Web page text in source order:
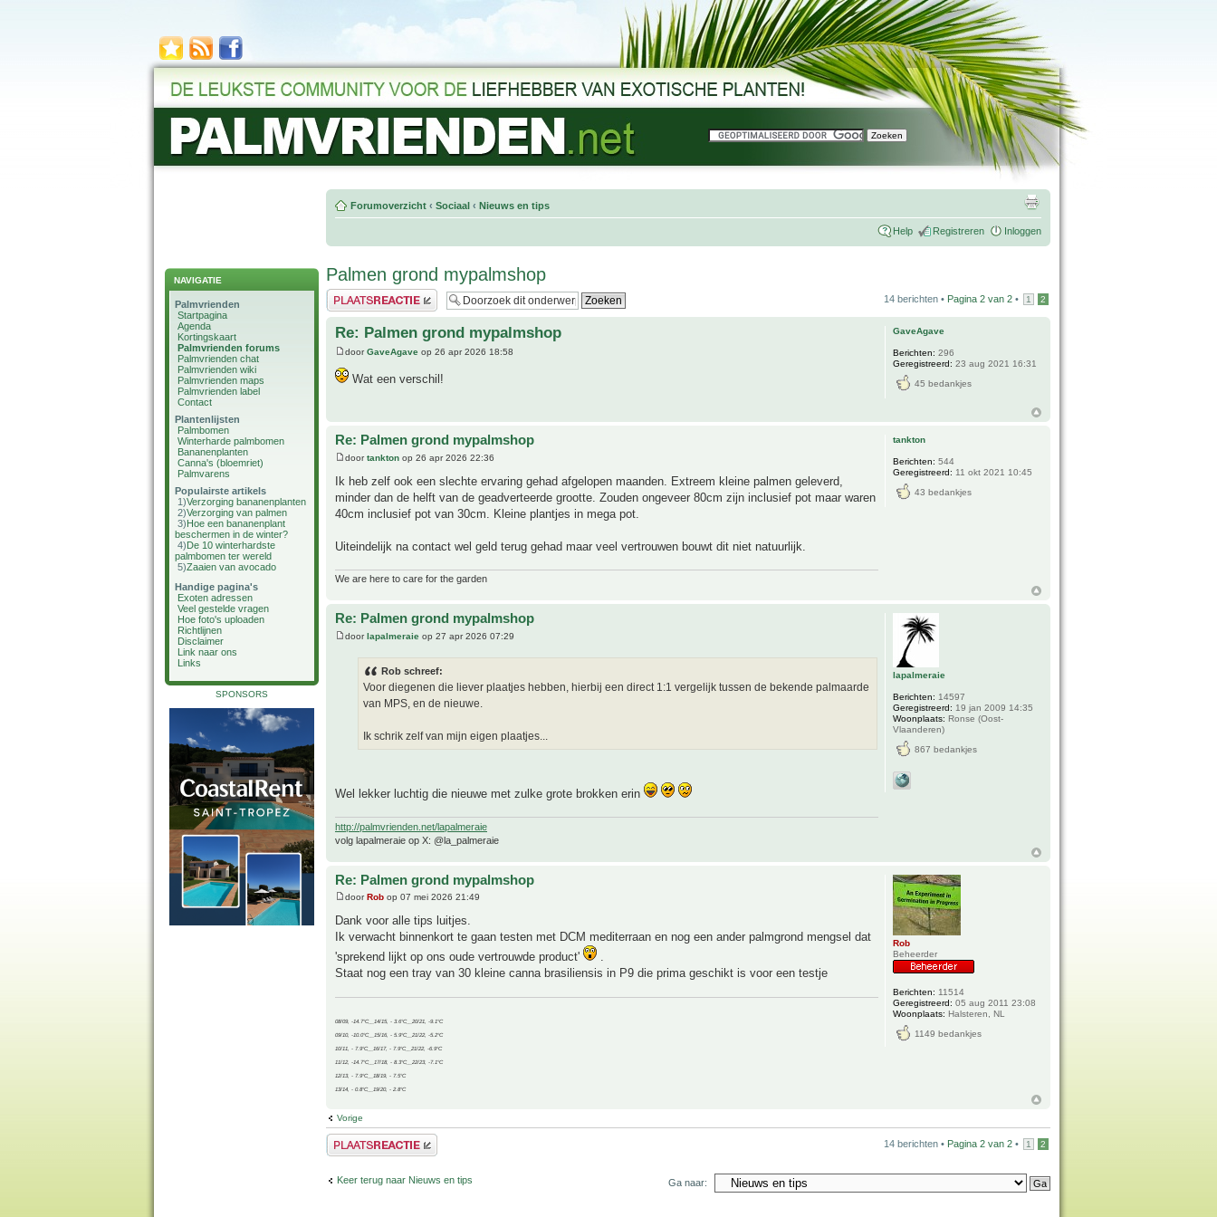
NAVIGATIE
Palmvrienden
Startpagina
Agenda
Kortingskaart
Palmvrienden forums
Palmvrienden chat
Palmvrienden wiki
Palmvrienden maps
Palmvrienden label
Contact
Plantenlijsten
Palmbomen
Winterharde palmbomen
Bananenplanten
Canna's (bloemriet)
Palmvarens
Populairste artikels
1)Verzorging bananenplanten
2)Verzorging van palmen
3)Hoe een bananenplant
beschermen in de winter?
4)De 10 winterhardste
palmbomen ter wereld
5)Zaaien van avocado
Handige pagina's
Exoten adressen
Veel gestelde vragen
Hoe foto's uploaden
Richtlijnen
Disclaimer
Link naar ons
Links
SPONSORS
Forumoverzicht ‹ Sociaal ‹ Nieuws en tips
Help Registreren Inloggen
Palmen grond mypalmshop
Plaats een reactie 14 berichten • Pagina 2 van 2 • 1 2
Re: Palmen grond mypalmshop
doorGaveAgave op 26 apr 2026 18:58
Wat een verschil!
GaveAgave
Berichten: 296
Geregistreerd: 23 aug 2021 16:31
45 bedankjes
Re: Palmen grond mypalmshop
doortankton op 26 apr 2026 22:36
Ik heb zelf ook een slechte ervaring gehad afgelopen maanden. Extreem kleine palmen geleverd,
minder dan de helft van de geadverteerde grootte. Zouden ongeveer 80cm zijn inclusief pot maar waren
40cm inclusief pot van 30cm. Kleine plantjes in mega pot.
Uiteindelijk na contact wel geld terug gehad maar veel vertrouwen bouwt dit niet natuurlijk.
We are here to care for the garden
tankton
Berichten: 544
Geregistreerd: 11 okt 2021 10:45
43 bedankjes
Re: Palmen grond mypalmshop
doorlapalmeraie op 27 apr 2026 07:29
Rob schreef:
Voor diegenen die liever plaatjes hebben, hierbij een direct 1:1 vergelijk tussen de bekende palmaarde
van MPS, en de nieuwe.
Ik schrik zelf van mijn eigen plaatjes...
Wel lekker luchtig die nieuwe met zulke grote brokken erin
http://palmvrienden.net/lapalmeraie
volg lapalmeraie op X: @la_palmeraie
lapalmeraie
Berichten: 14597
Geregistreerd: 19 jan 2009 14:35
Woonplaats: Ronse (Oost-
Vlaanderen)
867 bedankjes
Re: Palmen grond mypalmshop
doorRob op 07 mei 2026 21:49
Dank voor alle tips luitjes.
Ik verwacht binnenkort te gaan testen met DCM mediterraan en nog een ander palmgrond mengsel dat
'sprekend lijkt op ons oude vertrouwde product'
.
Staat nog een tray van 30 kleine canna brasiliensis in P9 die prima geschikt is voor een testje
08/09, -14.7°C__14/15, - 3.6°C__20/21, -9.1°C
09/10, -10.0°C__15/16, - 5.9°C__21/22, -5.2°C
10/11, - 7.9°C__16/17, - 7.9°C__21/22, -6.9°C
11/12, -14.7°C__17/18, - 8.3°C__22/23, -7.1°C
12/13, - 7.9°C__18/19, - 7.5°C
13/14, - 0.8°C__19/20, - 2.8°C
Rob
Beheerder
Berichten: 11514
Geregistreerd: 05 aug 2011 23:08
Woonplaats: Halsteren, NL
1149 bedankjes
Vorige
Plaats een reactie 14 berichten • Pagina 2 van 2 • 1 2
Keer terug naar Nieuws en tips Ga naar: